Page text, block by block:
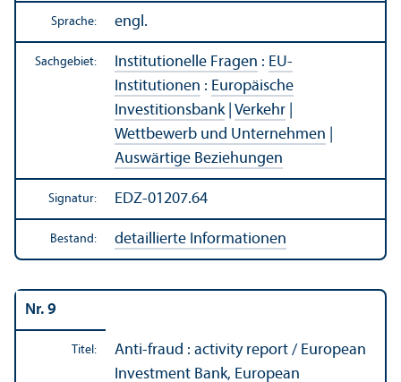
Sprache: engl.
Sachgebiet: Institutionelle Fragen : EU-
Institutionen : Europäische
Investitions­bank| Verkehr
Wettbewerb und Unter­nehmen
Auswärtige Beziehungen
Signatur: EDZ-01207.64
Bestand: detaillierte Informationen
Nr. 9
Titel:
Anti-fraud : activity report / European
Investment Bank, European